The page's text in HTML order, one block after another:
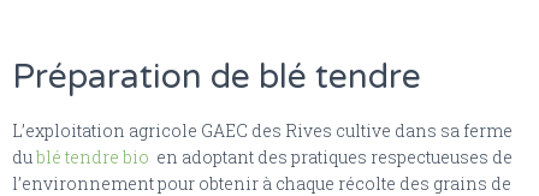
Préparation de blé tendre
L’exploitation agricole GAEC des Rives cultive dans sa ferme
du blé tendre bio en adoptant des pratiques respectueuses de
l’environnement pour obtenir à chaque récolte des grains de